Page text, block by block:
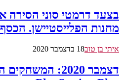
מחנות הפלייסטיישן.
איתי בן טוב18 בדצמבר 2020
דצמבר 2020: